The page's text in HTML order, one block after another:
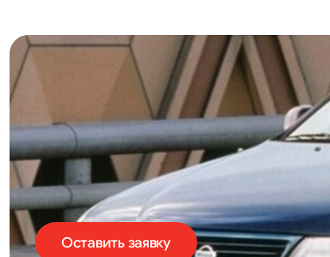
Оставить заявку